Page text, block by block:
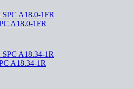
A18.0-1FR
A18.34-1R